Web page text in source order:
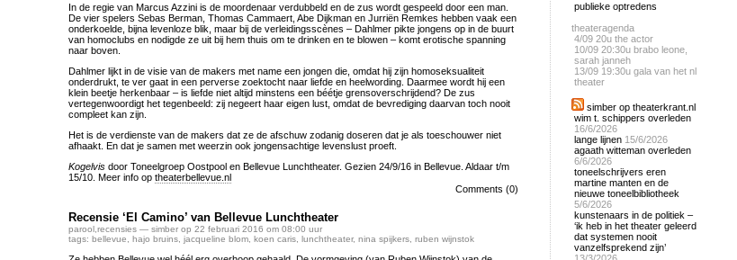
In de regie van Marcus Azzini is de moordenaar verdubbeld en de zus wordt gespeeld door een man.
De vier spelers Sebas Berman, Thomas Cammaert, Abe Dijkman en Jurriën Remkes hebben vaak een
onderkoelde, bijna levenloze blik, maar bij de verleidingsscènes – Dahlmer pikte jongens op in de buurt
van homoclubs en nodigde ze uit bij hem thuis om te drinken en te blowen – komt erotische spanning
naar boven.
Dahlmer lijkt in de visie van de makers met name een jongen die, omdat hij zijn homoseksualiteit
onderdrukt, te ver gaat in een perverse zoektocht naar liefde en heelwording. Daarmee wordt hij een
klein beetje herkenbaar – is liefde niet altijd minstens een béétje grensoverschrijdend? De zus
vertegenwoordigt het tegenbeeld: zij negeert haar eigen lust, omdat de bevrediging daarvan toch nooit
compleet kan zijn.
Het is de verdienste van de makers dat ze de afschuw zodanig doseren dat je als toeschouwer niet
afhaakt. En dat je samen met weerzin ook jongensachtige levenslust proeft.
Kogelvis door Toneelgroep Oostpool en Bellevue Lunchtheater. Gezien 24/9/16 in Bellevue. Aldaar t/m
15/10. Meer info op theaterbellevue.nl
Comments (0)
Recensie ‘El Camino’ van Bellevue Lunchtheater
parool recensies — simber op 22 februari 2016 om 08:00 uur
tags: bellevue hajo bruins jacqueline blom koen caris lunchtheater, nina spijkers ruben wijnstok
publieke optredens
theateragenda
4/09 20u the actor
10/09 20:30u brabo leone,
sarah janneh
13/09 19:30u gala van het nl
theater
simber op theaterkrant.nl
wim t. schippers overleden
16/6/2026
lange lijnen 15/6/2026
agaath witteman overleden
6/6/2026
toneelschrijvers eren
martine manten en de
nieuwe toneelbibliotheek
5/6/2026
kunstenaars in de politiek –
‘ik heb in het theater geleerd
dat systemen nooit
vanzelfsprekend zijn’